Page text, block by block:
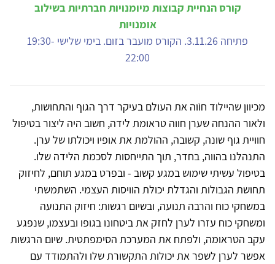
קורס הנחיית קבוצות מיומנויות חברתיות בשילוב
אומנויות
פתיחה 3.11.26. הקורס מועבר בזום. בימי שלישי 19:30-
22:00
מכיוון שהיילוד חוֹוה את העולם בעיקר דרך הגוף והתחושות,
ולאור ההנחה שערן חווה טראומת לידה, חשוב היה ליצור בטיפול
חוויית גוף שונה, קשובה, ההולמת את אופיו ויכולתו של ערן.
התנהלנו בהווה, בחדר, תוך התייחסות לסכמת הלידה שלו.
בטיפול עשיתי שימוש במגע קשוב - ובפרט במגע תוחם, לחיזוק
תחושת הגבולות והגדלת יכולת הוויסות העצמי. השתמשתי
במשחקי כוח והרבה תנועה, ובשיום רגשות: חיזוק התנועה
ומשחקי כוח עזרו לערן לחזק את ביטחונו בגופו ובעצמו, שנפגע
עקב הטראומה, ולפתח את המערכת הסימפתטית. שיום הרגשות
אפשר לערן לשפר את יכולות התקשורת שלו ולהתמודד עם